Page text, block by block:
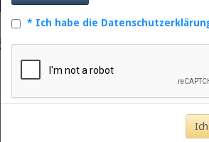
zu kommen
den Verkauf gehen
* Ich habe die